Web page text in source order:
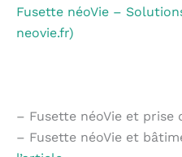
Fusette néoVie –
neovie.fr)
– Fusette néoVie et prise
– Fusette néoVie et